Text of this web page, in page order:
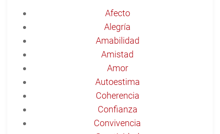
Afecto
Alegría
Amabilidad
Amistad
Amor
Autoestima
Coherencia
Confianza
Convivencia